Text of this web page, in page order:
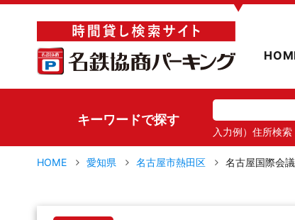
▼
キーワードで探す
入力例）住所検索
HOME 愛知県 名古屋市熱田区 名古屋国際会